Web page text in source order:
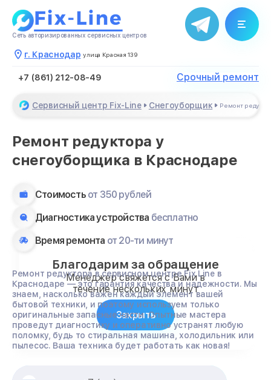
Сеть авторизированных сервисных центров
г. Краснодар улица Красная 139
+7 (861) 212-08-49 Срочный ремонт
Сервисный центр Fix-Line Снегоуборщик Ремонт
Ремонт редуктора у
снегоуборщика в Краснодаре
Стоимость от 350 рублей
Диагностика устройства бесплатно
Время ремонта от 20-ти минут
Ремонт редуктора в сервисном центре Fix Line в
Краснодаре — это гарантия качества и надежности. Мы
знаем, насколько важен каждый элемент вашей
бытовой техники, и поэтому используем только
оригинальные запасные части. Опытные мастера
проведут диагностику и оперативно устранят любую
поломку, будь то стиральная машина, холодильник или
пылесос. Ваша техника будет работать как новая!
Благодарим за обращение
Менеджер свяжется с Вами в
течение нескольких минут
Закрыть